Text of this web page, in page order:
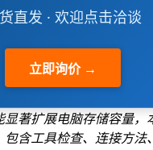
直发 · 欢迎点击洽谈
立即询价 →
显著扩展电脑存储容量，
包含工具检查、连接方法